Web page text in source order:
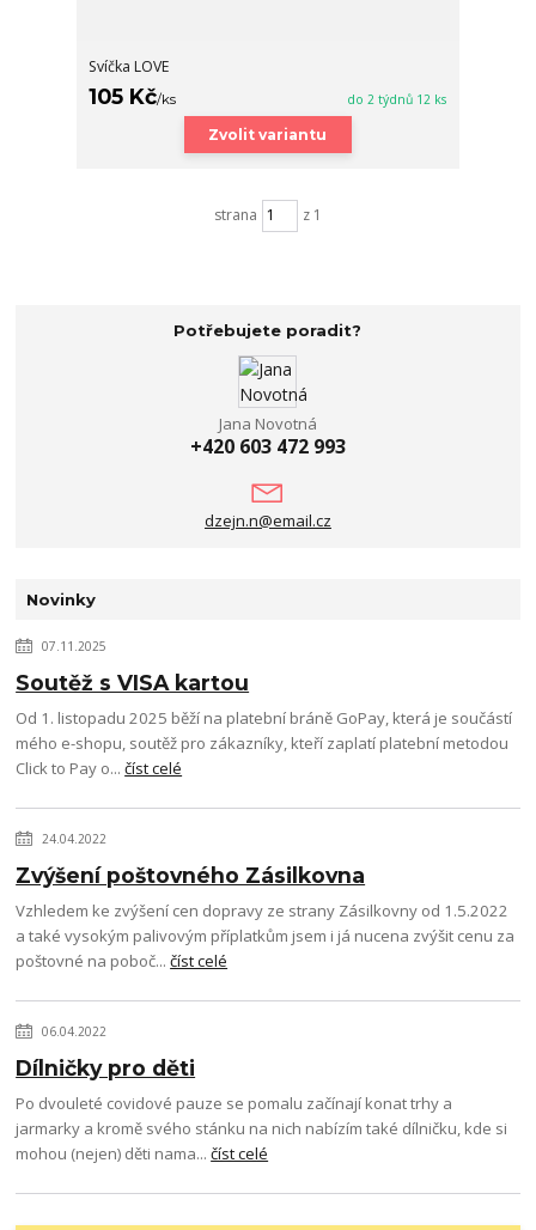
Svíčka LOVE
105 Kč/ks do 2 týdnů 12 ks
Zvolit variantu
strana z 1
Potřebujete poradit?
Jana Novotná
+420 603 472 993
dzejn.n@email.cz
Novinky
07.11.2025
Soutěž s VISA kartou
Od 1. listopadu 2025 běží na platební bráně GoPay, která je součástí
mého e-shopu, soutěž pro zákazníky, kteří zaplatí platební metodou
Click to Pay o...číst celé
24.04.2022
Zvýšení poštovného Zásilkovna
Vzhledem ke zvýšení cen dopravy ze strany Zásilkovny od 1.5.2022
a také vysokým palivovým příplatkům jsem i já nucena zvýšit cenu za
poštovné na poboč...číst celé
06.04.2022
Dílničky pro děti
Po dvouleté covidové pauze se pomalu začínají konat trhy a
jarmarky a kromě svého stánku na nich nabízím také dílničku, kde si
mohou (nejen) děti nama...číst celé